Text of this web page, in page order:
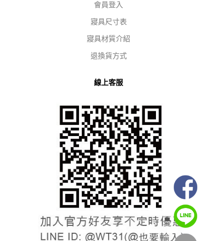
會員登入
寢具尺寸表
寢具材質介紹
退換貨方式
線上客服